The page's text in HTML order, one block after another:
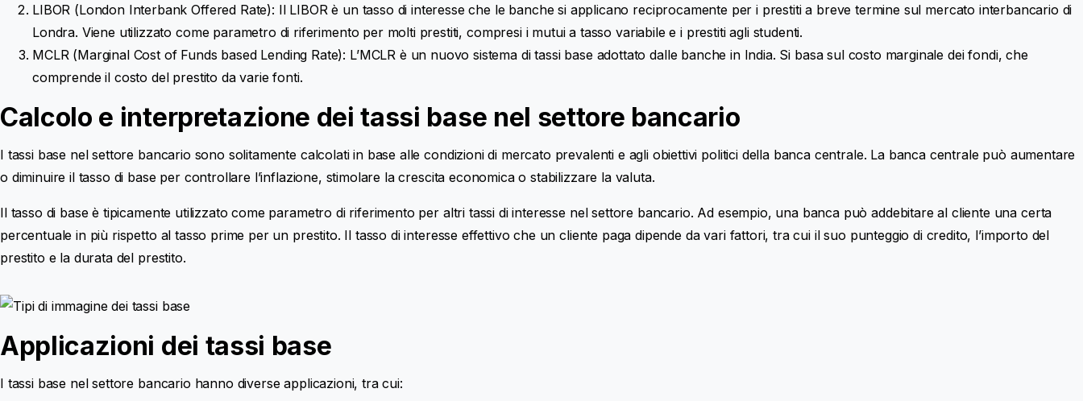
LIBOR (London Interbank Offered Rate): Il LIBOR è un tasso di interesse che le banche si applicano reciprocamente per i prestiti a breve termine sul mercato interbancario di
Londra. Viene utilizzato come parametro di riferimento per molti prestiti, compresi i mutui a tasso variabile e i prestiti agli studenti.
MCLR (Marginal Cost of Funds based Lending Rate): L’MCLR è un nuovo sistema di tassi base adottato dalle banche in India. Si basa sul costo marginale dei fondi, che
comprende il costo del prestito da varie fonti.
Calcolo e interpretazione dei tassi base nel settore bancario
I tassi base nel settore bancario sono solitamente calcolati in base alle condizioni di mercato prevalenti e agli obiettivi politici della banca centrale. La banca centrale può aumentare
o diminuire il tasso di base per controllare l’inflazione, stimolare la crescita economica o stabilizzare la valuta.
Il tasso di base è tipicamente utilizzato come parametro di riferimento per altri tassi di interesse nel settore bancario. Ad esempio, una banca può addebitare al cliente una certa
percentuale in più rispetto al tasso prime per un prestito. Il tasso di interesse effettivo che un cliente paga dipende da vari fattori, tra cui il suo punteggio di credito, l’importo del
prestito e la durata del prestito.
Applicazioni dei tassi base
I tassi base nel settore bancario hanno diverse applicazioni, tra cui: